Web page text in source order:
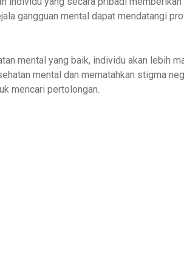
gangguan mental dapat mendatangi
mental yang baik, individu akan lebih
mental dan mematahkan stigma
mencari pertolongan.